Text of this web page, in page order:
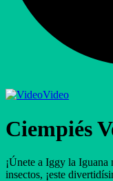
Video
Ciempiés
¡Únete a Iggy la Iguana
insectos, ¡este